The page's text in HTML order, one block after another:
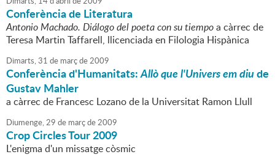
Conferència de Literatura
Antonio Machado. Diálogo del poeta con su tiempoa càrrec de
Teresa Martin Taffarell, llicenciada en Filologia Hispànica
Dimarts,31 de marçde2009
Conferència d'Humanitats:Allò que l'Univers em diude
Gustav Mahler
a càrrec de Francesc Lozano de la Universitat Ramon Llull
Diumenge,29 de marçde2009
Crop Circles Tour 2009
L'enigma d'un missatge còsmic